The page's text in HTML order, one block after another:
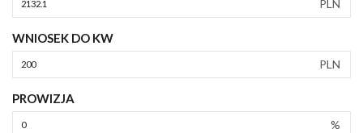
PLN
WNIOSEK DO KW
PLN
PROWIZJA
%